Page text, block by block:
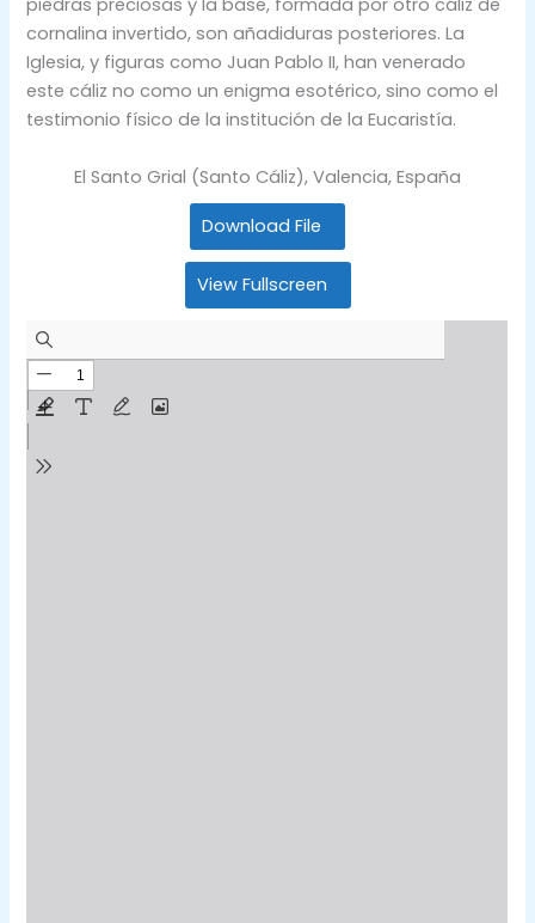
piedras preciosas y la base, formada por otro cáliz de
cornalina invertido, son añadiduras posteriores. La
Iglesia, y figuras como Juan Pablo II, han venerado
este cáliz no como un enigma esotérico, sino como el
testimonio físico de la institución de la Eucaristía.
El Santo Grial (Santo Cáliz), Valencia, España
Download File
View Fullscreen